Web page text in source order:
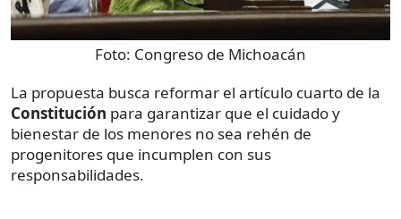
Foto: Congreso de Michoacán
La propuesta busca reformar el artículo cuarto de la
Constitución para garantizar que el cuidado y
bienestar de los menores no sea rehén de
progenitores que incumplen con sus
responsabilidades.